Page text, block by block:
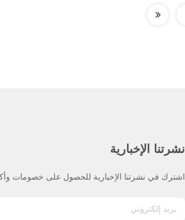
نشرتنا الإخبارية
اشترك في نشرتنا الإخبارية للحصول على خصومات